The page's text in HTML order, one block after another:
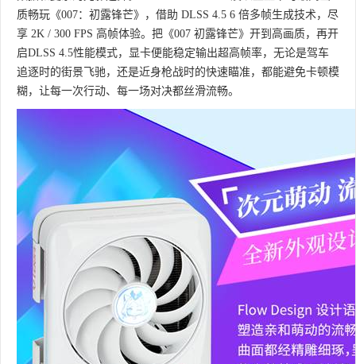
质畅玩《007：初露锋芒》，借助 DLSS 4.5 6 倍多帧生成技术，尽
享 2K / 300 FPS 高帧体验。把《007 初露锋芒》开到高画质，再开
启DLSS 4.5性能模式，显卡便能稳定输出超高帧率，无论是驾车
追逐时的街景飞驰，还是近身枪战时的快速瞄准，都能避免卡顿模
糊，让每一次行动、每一场对决都丝滑流畅。